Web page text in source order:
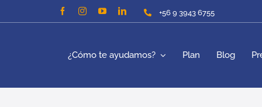
+56 9 3943 6755
¿Cómo te ayudamos? Plan Blog